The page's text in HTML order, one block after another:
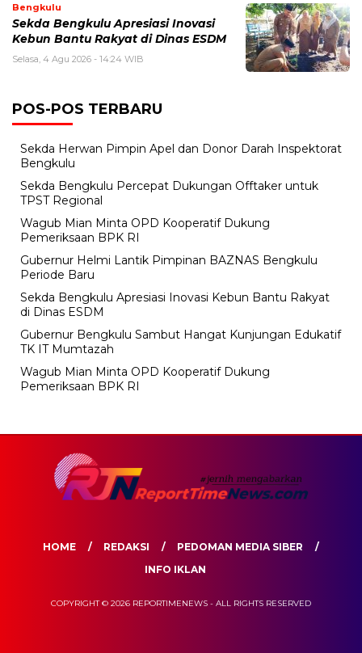
Bengkulu
Sekda Bengkulu Apresiasi Inovasi
Kebun Bantu Rakyat di Dinas ESDM
Selasa, 4 Agu 2026 - 14:24 WIB
POS-POS TERBARU
Sekda Herwan Pimpin Apel dan Donor Darah Inspektorat
Bengkulu
Sekda Bengkulu Percepat Dukungan Offtaker untuk
TPST Regional
Wagub Mian Minta OPD Kooperatif Dukung
Pemeriksaan BPK RI
Gubernur Helmi Lantik Pimpinan BAZNAS Bengkulu
Periode Baru
Sekda Bengkulu Apresiasi Inovasi Kebun Bantu Rakyat
di Dinas ESDM
Gubernur Bengkulu Sambut Hangat Kunjungan Edukatif
TK IT Mumtazah
Wagub Mian Minta OPD Kooperatif Dukung
Pemeriksaan BPK RI
HOME REDAKSI
PEDOMAN MEDIA SIBER
INFO IKLAN
COPYRIGHT © 2026 REPORTIMENEWS - ALL RIGHTS RESERVED